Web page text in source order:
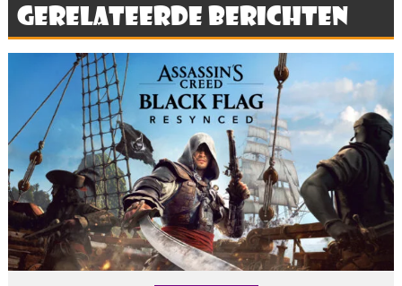
Gerelateerde berichten